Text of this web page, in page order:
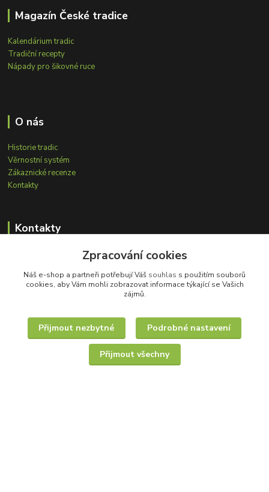
Magazín České tradice
Kalendárium tradic
Tradiční recepty
Nápady pro šikovné ruce
O nás
Historie tradic
Věrnostní systém
Zákaznické recenze
Kontakty
Kontakty
+420 797 795 929
obchod@ceske-tradice.cz
Zpracování cookies
Náš e-shop a partneři potřebují Váš souhlas s použitím souborů
cookies, aby Vám mohli zobrazovat informace týkající se Vašich
zájmů.
Přijmout nezbytné Podrobné nastavení
Přijmout všechny